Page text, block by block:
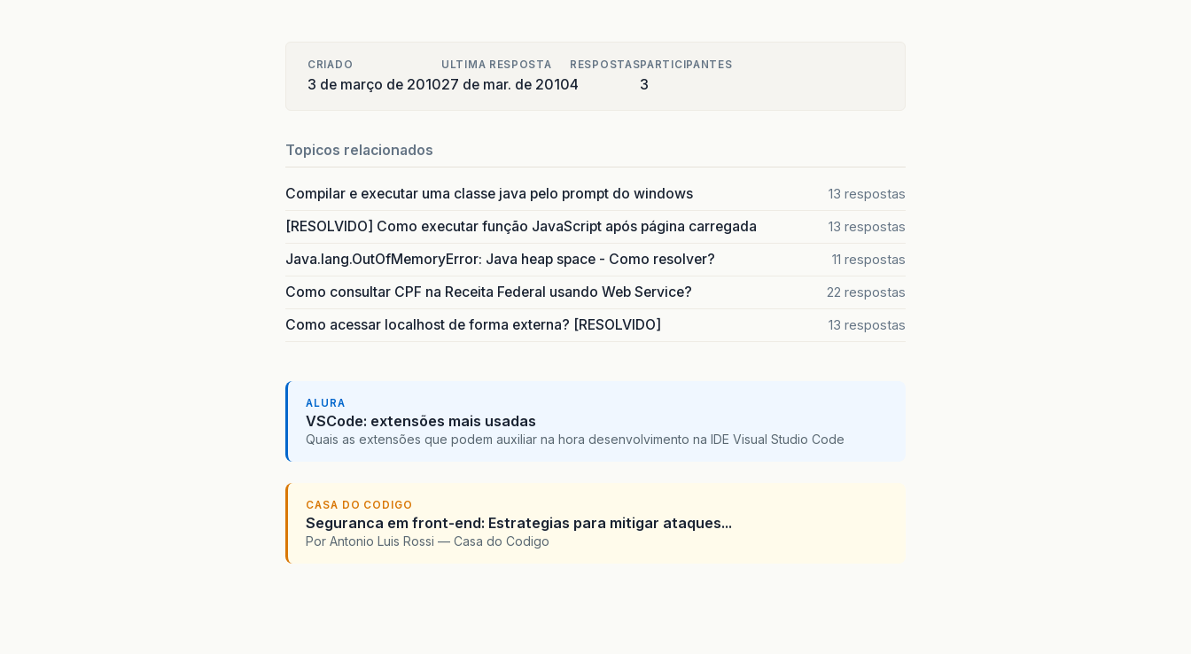
CRIADO
3 de março de 2010
ULTIMA RESPOSTA
27 de mar. de 2010
RESPOSTAS
4
PARTICIPANTES
3
Topicos relacionados
Compilar e executar uma classe java pelo prompt do windows 13 respostas
[RESOLVIDO] Como executar função JavaScript após página carregada 13 respostas
Java.lang.OutOfMemoryError: Java heap space - Como resolver? 11 respostas
Como consultar CPF na Receita Federal usando Web Service? 22 respostas
Como acessar localhost de forma externa? [RESOLVIDO] 13 respostas
ALURA
VSCode: extensões mais usadas
Quais as extensões que podem auxiliar na hora desenvolvimento na IDE Visual Studio Code
CASA DO CODIGO
Seguranca em front-end: Estrategias para mitigar ataques...
Por Antonio Luis Rossi — Casa do Codigo